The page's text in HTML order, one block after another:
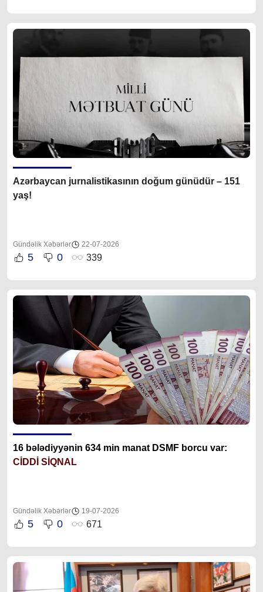
Azərbaycan jurnalistikasının doğum günüdür – 151
yaş!
Gündəlik Xəbərlər 22-07-2026
5 0 339
16 bələdiyyənin 634 min manat DSMF borcu var:
CİDDİ SİQNAL
Gündəlik Xəbərlər 19-07-2026
5 0 671